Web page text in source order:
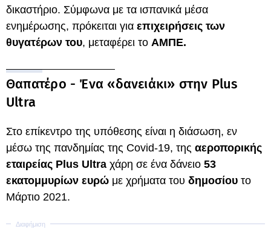
δικαστήριο. Σύμφωνα με τα ισπανικά μέσα
ενημέρωσης, πρόκειται για επιχειρήσεις των
θυγατέρων του, μεταφέρει το ΑΜΠΕ.
Θαπατέρο - Ένα «δανειάκι» στην Plus
Ultra
Στο επίκεντρο της υπόθεσης είναι η διάσωση, εν
μέσω της πανδημίας της Covid-19, της αεροπορικής
εταιρείας Plus Ultra χάρη σε ένα δάνειο 53
εκατομμυρίων ευρώ με χρήματα του δημοσίου το
Μάρτιο 2021.